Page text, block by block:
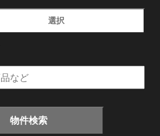
選択
物件検索